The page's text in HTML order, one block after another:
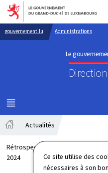
Ce site utilise des
nécessaires à son
Aller au
Aller au
gouvernement.lu Administrations
Le
MENU
PRINCIPAL
Actualités
Rétrospective de la semaine 6 du 5
2024